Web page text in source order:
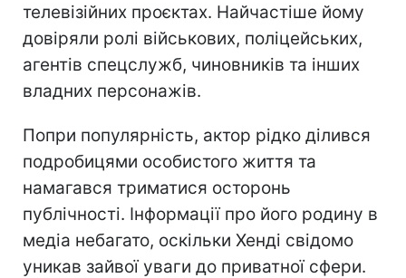
телевізійних проєктах. Найчастіше йому
довіряли ролі військових, поліцейських,
агентів спецслужб, чиновників та інших
владних персонажів.
Попри популярність, актор рідко ділився
подробицями особистого життя та
намагався триматися осторонь
публічності. Інформації про його родину в
медіа небагато, оскільки Хенді свідомо
уникав зайвої уваги до приватної сфери.